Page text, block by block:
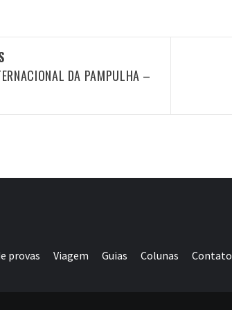
DA PAMPULHA –
provas Viagem Guias Colunas Contato